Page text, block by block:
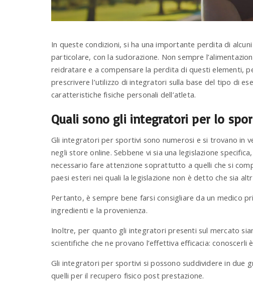
In queste condizioni, si ha una importante perdita di
particolare, con la sudorazione. Non sempre
reidratare e a compensare la perdita di questi elementi,
prescrivere l’utilizzo di integratori sulla base del tipo di
caratteristiche fisiche personali dell’atleta.
Quali sono gli integratori per lo
Gli integratori per sportivi sono numerosi e si trovano in
negli store online. Sebbene vi sia una legislazione
necessario fare attenzione soprattutto a quelli che si
paesi esteri nei quali la legislazione non è detto che sia
Pertanto, è sempre bene farsi consigliare da un medico
ingredienti e la provenienza.
Inoltre, per quanto gli integratori presenti sul mercato
scientifiche che ne provano l’effettiva efficacia: conoscerli
Gli integratori per sportivi si possono suddividere in due
quelli per il recupero fisico post prestazione.